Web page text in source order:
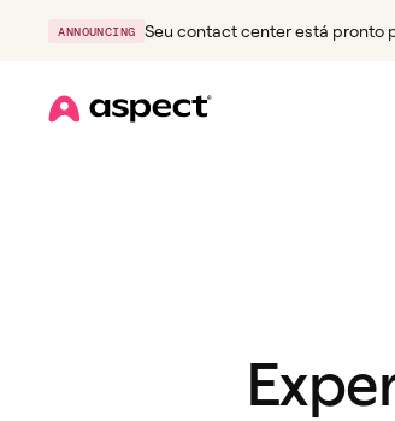
ANNOUNCING Seu contact center está pronto